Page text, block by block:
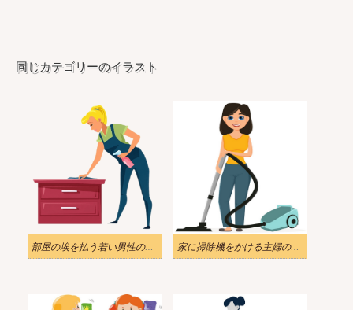
同じカテゴリーのイラスト
部屋の埃を払う若い男性のイラスト 家に掃除機をかける主婦のイラスト